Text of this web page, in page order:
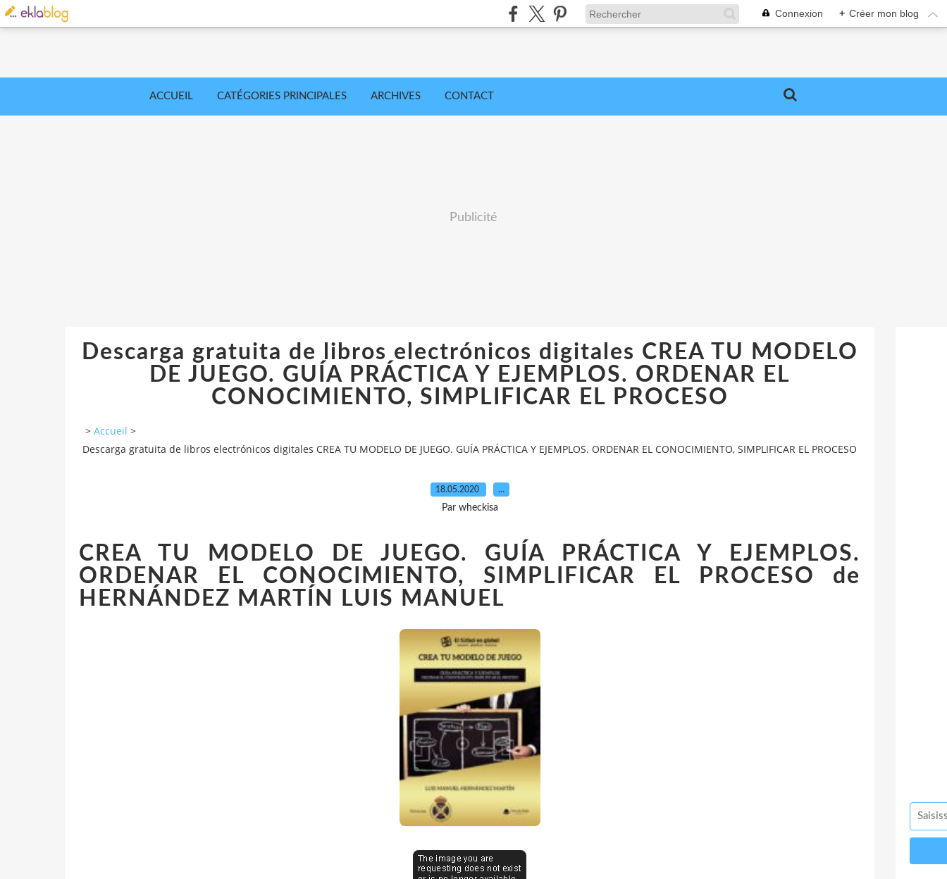
Connexion + Créer mon blog
ACCUEIL CATÉGORIES PRINCIPALES ARCHIVES CONTACT
Publicité
Descarga gratuita de libros electrónicos digitales CREA TU MODELO
DE JUEGO. GUÍA PRÁCTICA Y EJEMPLOS. ORDENAR EL
CONOCIMIENTO, SIMPLIFICAR EL PROCESO
> Accueil >
Descarga gratuita de libros electrónicos digitales CREA TU MODELO DE JUEGO. GUÍA PRÁCTICA Y EJEMPLOS. ORDENAR EL CONOCIMIENTO, SIMPLIFICAR EL PROCESO
18.05.2020 …
Par wheckisa
CREA TU MODELO DE JUEGO. GUÍA PRÁCTICA Y EJEMPLOS.
ORDENAR EL CONOCIMIENTO, SIMPLIFICAR EL PROCESO de
HERNÁNDEZ MARTÍN LUIS MANUEL